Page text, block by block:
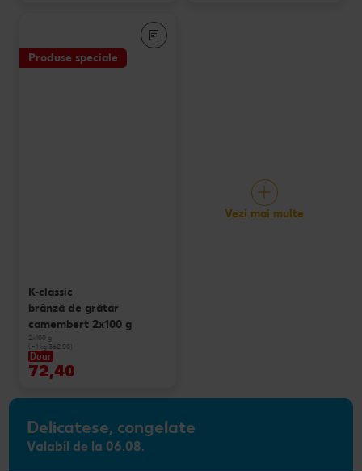
Produse speciale
K-classic
brânză de grătar
camembert 2x100 g
2x100 g
(=1 kg 362.00)
Doar
72,40
Vezi mai multe
Delicatese, congelate
Valabil de la 06.08.